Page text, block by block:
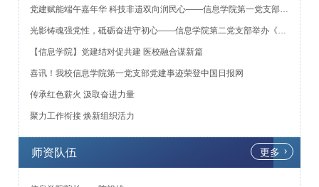
【信息学院】党建结对促共建 医校融合谋新篇
喜讯！我校信息学院第一党支部党建事迹荣登中国日报网
传承红色薪火 汲取奋进力量
聚力工作衔接 焕新组织活力
师资队伍 更多